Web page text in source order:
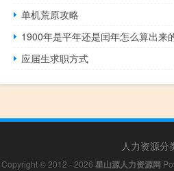
单机荒原攻略
应届生求职方式
人力资源分
Copyright © 2012 - 2026 星山源人力资源网